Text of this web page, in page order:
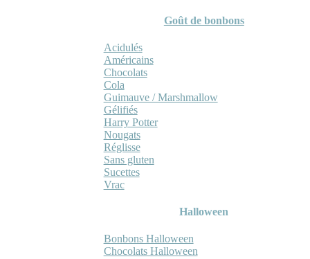
Goût de bonbons
Acidulés
Américains
Chocolats
Cola
Guimauve / Marshmallow
Gélifiés
Harry Potter
Nougats
Réglisse
Sans gluten
Sucettes
Vrac
Halloween
Bonbons Halloween
Chocolats Halloween